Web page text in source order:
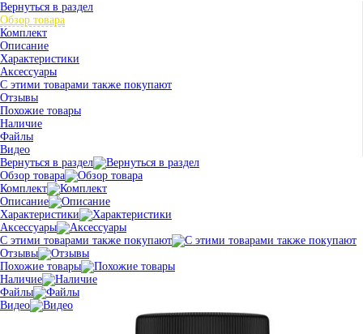
Вернуться в раздел
Обзор товара
Комплект
Описание
Характеристики
Аксессуары
С этими товарами также покупают
Отзывы
Похожие товары
Наличие
Файлы
Видео
Вернуться в раздел
Обзор товара
Комплект
Описание
Характеристики
Аксессуары
С этими товарами также покупают
Отзывы
Похожие товары
Наличие
Файлы
Видео